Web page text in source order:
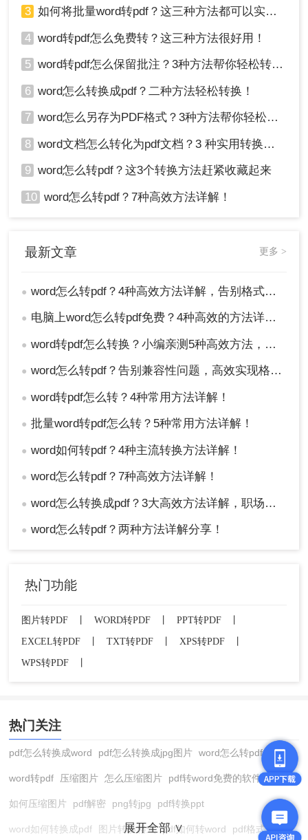
简洁性和加密传输上更具优势，但用户需确保网络
方法三：虚拟打印方法——利用系统打印功能转换
该方法通过系统虚拟打印机实现转换，适用于所有
Windows或Mac用户，完全免费。
操作步骤：
在Word中打开文档，点击“文件” > “打印”。
在打印机列表中，选择“Microsoft Print to
PDF”（Windows）或“另存为PDF”（Mac）。
路径。
系统生成PDF文件，自动保留页面布局。
量处理。
方法四：命令行或脚本方法——适合技术爱好者
通过PowerShell或Python脚本自动化转换，适合IT
从业者或需处理大量文档的用户。
打开PowerShell，确保系统已安装Microsoft
Office。
3 如何将批量word转pdf？这三种方法都可以实现批量转换
4 word转pdf怎么免费转？这三种方法很好用！
5 word转pdf怎么保留批注？3种方法帮你轻松转换！
6 word怎么转换成pdf？二种方法轻松转换！
7 word怎么另存为PDF格式？3种方法帮你轻松转换!
8 word文档怎么转化为pdf文档？3 种实用转换方法，完美保留原文档格式！
9 word怎么转pdf？这3个转换方法赶紧收藏起来
10 word怎么转pdf？7种高效方法详解！
最新文章 更多 >
● word怎么转pdf？4种高效方法详解，告别格式混乱！
● 电脑上word怎么转pdf免费？4种高效的方法详解！
● word转pdf怎么转换？小编亲测5种高效方法，告别繁琐操作！
● word怎么转pdf？告别兼容性问题，高效实现格式固化！
● word转pdf怎么转？4种常用方法详解！
● 批量word转pdf怎么转？5种常用方法详解！
● word如何转pdf？4种主流转换方法详解！
● word怎么转pdf？7种高效方法详解！
● word怎么转换成pdf？3大高效方法详解，职场人必备技能！
● word怎么转pdf？两种方法详解分享！
热门功能
图片转PDF WORD转PDF PPT转PDF
EXCEL转PDF
TXT转PDF XPS转PDF
WPS转PDF
热门关注
pdf怎么转换成word pdf怎么转换成jpg图片 word怎么转pdf
word转pdf 压缩图片 怎么压缩图片 pdf转word免费的软件
如何压缩图片 pdf解密 png转jpg pdf转换ppt
word如何转换成pdf 图片转换格式 pdf如何转word pdf格式转换
展开全部 ∨